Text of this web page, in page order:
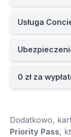
Usługa
0 zł za
Dodatkowo,
Priority Pass,